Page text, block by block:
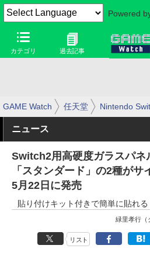
Powered
カテゴリ 過去記事
GAME Watch 任天堂 Nintendo
ニュース
Switch2用高硬度ガラスパネ
「スタンダード」の2種がサ
5月22日に発売
貼り付けキット付きで簡単に貼れる
緑里孝行（
リスト